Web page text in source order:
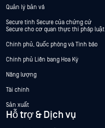
Quản lý bản vá
Secure tính Secure của chứng cứ
Secure cho cơ quan thực thi pháp luật
Chính phủ, Quốc phòng và Tình báo
Chính phủ Liên bang Hoa Kỳ
Năng lượng
Tài chính
Sản xuất
Hỗ trợ & Dịch vụ